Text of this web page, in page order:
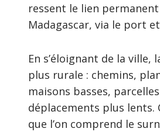
ressent le lien
Madagascar, via le port
En s’éloignant de la ville,
plus rurale : chemins,
maisons basses,
déplacements plus lents.
que l’on comprend le